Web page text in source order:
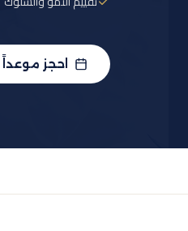
احجز موعداً